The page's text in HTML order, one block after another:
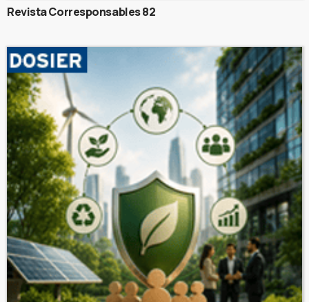
Revista Corresponsables 82